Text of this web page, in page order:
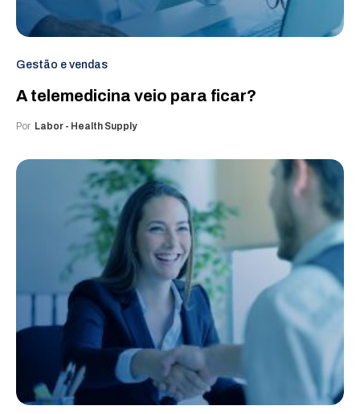
Gestão e vendas
A telemedicina veio para ficar?
Por Labor - Health Supply